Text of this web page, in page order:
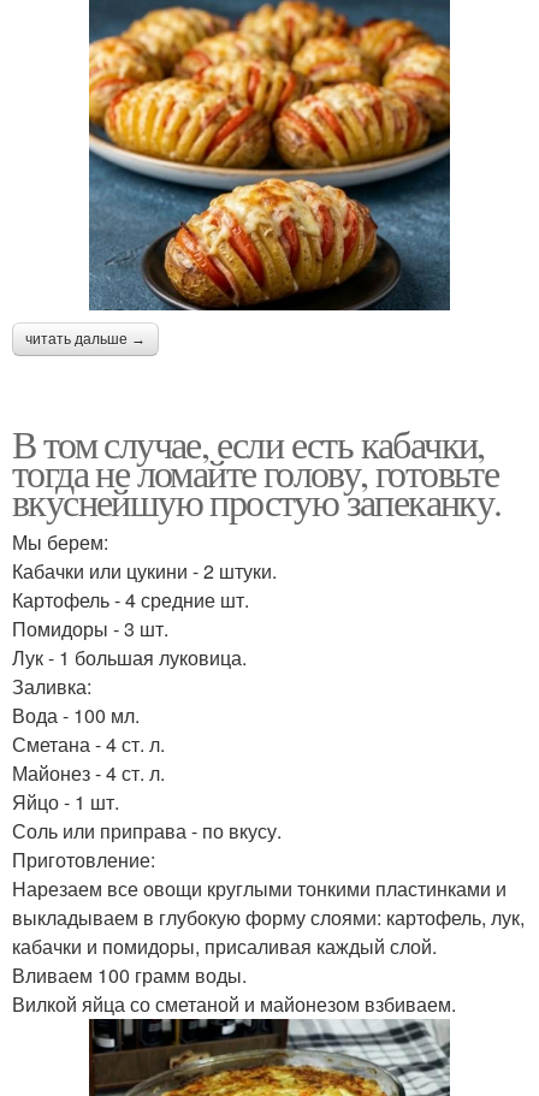
читать дальше →
В том случае, если есть кабачки,
тогда не ломайте голову, готовьте
вкуснейшую простую запеканку.
Мы берем:
Кабачки или цукини - 2 штуки.
Картофель - 4 средние шт.
Помидоры - 3 шт.
Лук - 1 большая луковица.
Заливка:
Вода - 100 мл.
Сметана - 4 ст. л.
Майонез - 4 ст. л.
Яйцо - 1 шт.
Соль или приправа - по вкусу.
Приготовление:
Нарезаем все овощи круглыми тонкими пластинками и
выкладываем в глубокую форму слоями: картофель, лук,
кабачки и помидоры, присаливая каждый слой.
Вливаем 100 грамм воды.
Вилкой яйца со сметаной и майонезом взбиваем.